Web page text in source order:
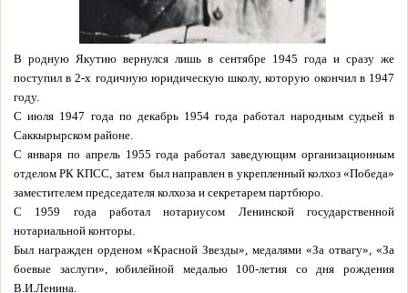
В родную Якутию вернулся лишь в сентябре 1945 года и сразу же
поступил в 2-х годичную юридическую школу, которую окончил в 1947
году.
С июля 1947 года по декабрь 1954 года работал народным судьей в
Саккырырском районе.
С января по апрель 1955 года работал заведующим организационным
отделом РК КПСС, затем был направлен в укрепленный колхоз «Победа»
заместителем председателя колхоза и секретарем партбюро.
С 1959 года работал нотариусом Ленинской государственной
нотариальной конторы.
Был награжден орденом «Красной Звезды», медалями «За отвагу», «За
боевые заслуги», юбилейной медалью 100-летия со дня рождения
В.И.Ленина.